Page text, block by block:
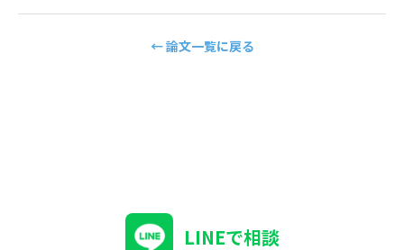
← 論文一覧に戻る
LINEで相談